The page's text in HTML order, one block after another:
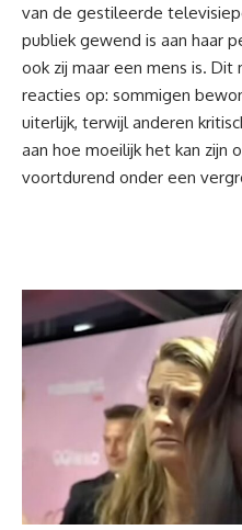
van de gestileerde
publiek gewend is aan haar
ook zij maar een mens is.
reacties op: sommigen
uiterlijk, terwijl anderen
aan hoe moeilijk het kan zijn
voortdurend onder een